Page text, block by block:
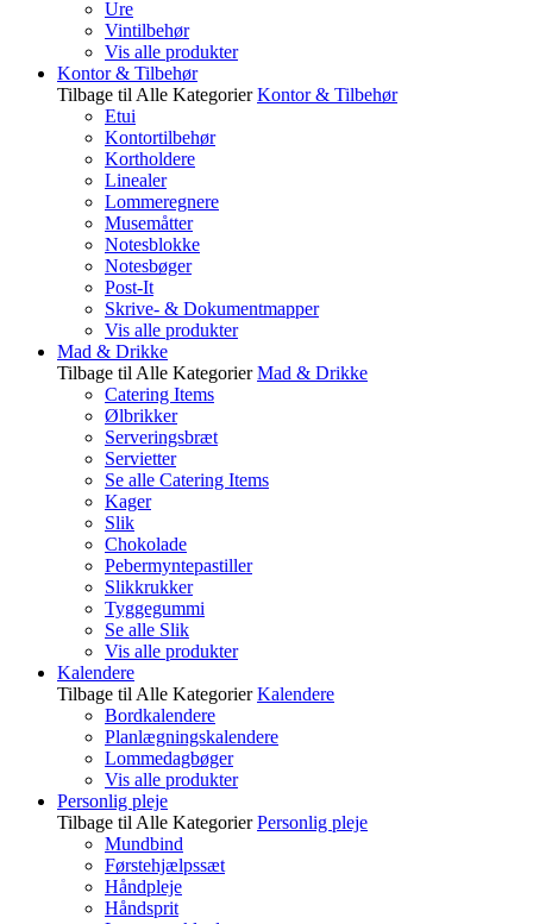
Ure
Vintilbehør
Vis alle produkter
Kontor & Tilbehør
Tilbage til Alle Kategorier Kontor & Tilbehør
Etui
Kontortilbehør
Kortholdere
Linealer
Lommeregnere
Musemåtter
Notesblokke
Notesbøger
Post-It
Skrive- & Dokumentmapper
Vis alle produkter
Mad & Drikke
Tilbage til Alle Kategorier Mad & Drikke
Catering Items
Ølbrikker
Serveringsbræt
Servietter
Se alle Catering Items
Kager
Slik
Chokolade
Pebermyntepastiller
Slikkrukker
Tyggegummi
Se alle Slik
Vis alle produkter
Kalendere
Tilbage til Alle Kategorier Kalendere
Bordkalendere
Planlægningskalendere
Lommedagbøger
Vis alle produkter
Personlig pleje
Tilbage til Alle Kategorier Personlig pleje
Mundbind
Førstehjælpssæt
Håndpleje
Håndsprit